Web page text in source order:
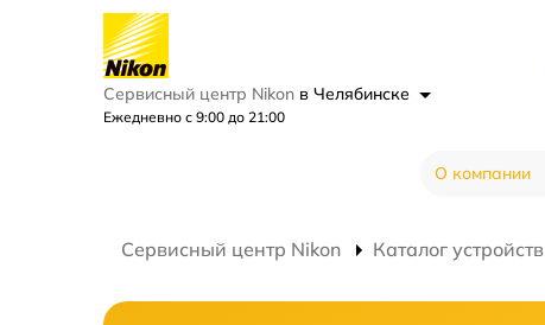
Сервисный центр Nikon в Челябинске
Ежедневно с 9:00 до 21:00
О компании
Сервисный центр Nikon Каталог устройств